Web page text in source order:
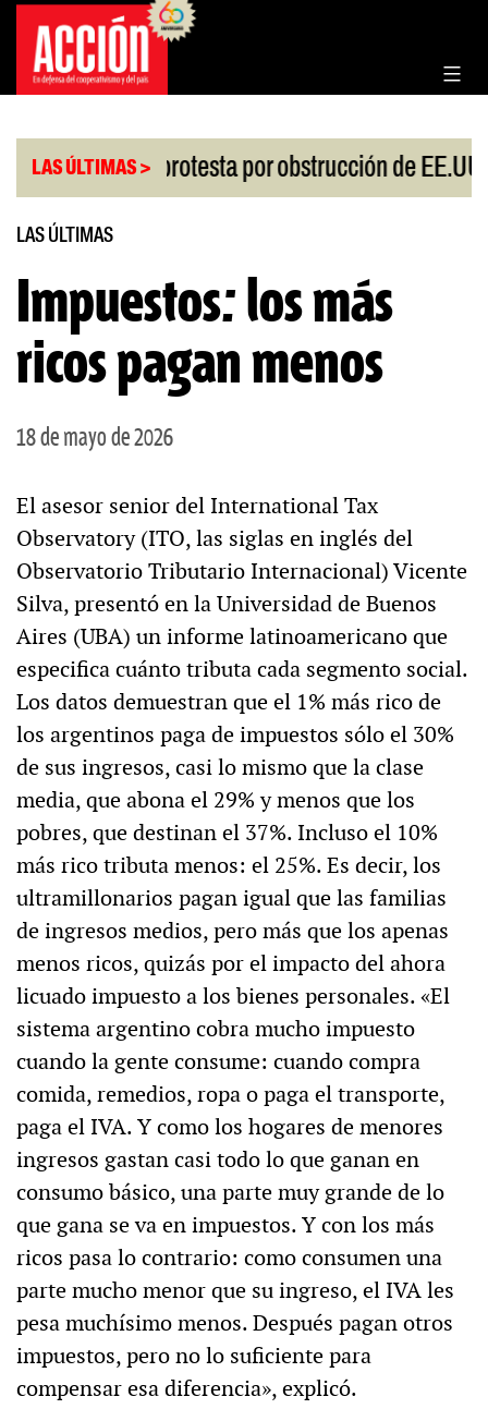
Saltar
contenido
LAS ÚLTIMAS >
| China protesta por obstrucción de EE.UU en
LAS ÚLTIMAS
Impuestos: los más
ricos pagan menos
18 de mayo de 2026
El asesor senior del International Tax
Observatory (ITO, las siglas en inglés del
Observatorio Tributario Internacional) Vicente
Silva, presentó en la Universidad de Buenos
Aires (UBA) un informe latinoamericano que
especifica cuánto tributa cada segmento social.
Los datos demuestran que el 1% más rico de
los argentinos paga de impuestos sólo el 30%
de sus ingresos, casi lo mismo que la clase
media, que abona el 29% y menos que los
pobres, que destinan el 37%. Incluso el 10%
más rico tributa menos: el 25%. Es decir, los
ultramillonarios pagan igual que las familias
de ingresos medios, pero más que los apenas
menos ricos, quizás por el impacto del ahora
licuado impuesto a los bienes personales. «El
sistema argentino cobra mucho impuesto
cuando la gente consume: cuando compra
comida, remedios, ropa o paga el transporte,
paga el IVA. Y como los hogares de menores
ingresos gastan casi todo lo que ganan en
consumo básico, una parte muy grande de lo
que gana se va en impuestos. Y con los más
ricos pasa lo contrario: como consumen una
parte mucho menor que su ingreso, el IVA les
pesa muchísimo menos. Después pagan otros
impuestos, pero no lo suficiente para
compensar esa diferencia», explicó.